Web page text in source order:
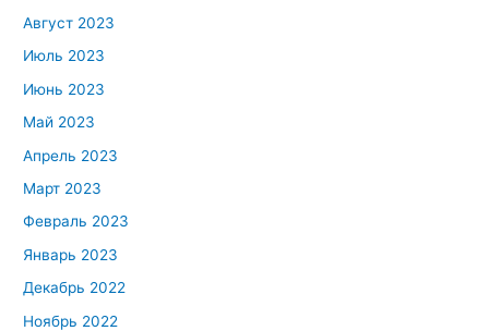
Август 2023
Июль 2023
Июнь 2023
Май 2023
Апрель 2023
Март 2023
Февраль 2023
Январь 2023
Декабрь 2022
Ноябрь 2022